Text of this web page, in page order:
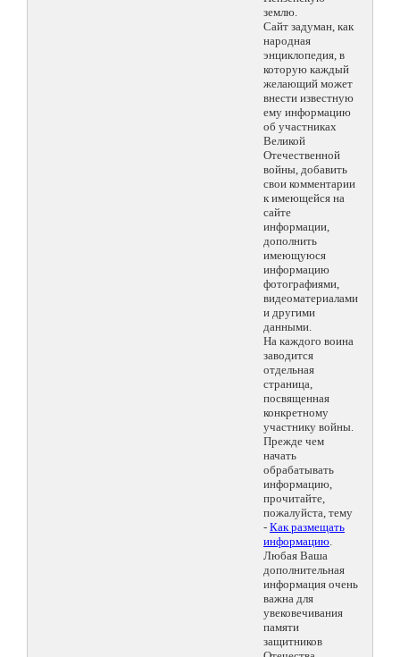
землю.
Сайт задуман, как
народная
энциклопедия, в
которую каждый
желающий может
внести известную
ему информацию
об участниках
Великой
Отечественной
войны, добавить
свои комментарии
к имеющейся на
сайте
информации,
дополнить
имеющуюся
информацию
фотографиями,
видеоматериалами
и другими
данными.
На каждого воина
заводится
отдельная
страница,
посвященная
конкретному
участнику войны.
Прежде чем
начать
обрабатывать
информацию,
прочитайте,
пожалуйста, тему
- Как размещать
информацию.
Любая Ваша
дополнительная
информация очень
важна для
увековечивания
памяти
защитников